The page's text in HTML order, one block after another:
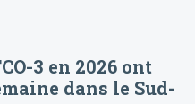
3 en 2026 ont
dans le Sud-